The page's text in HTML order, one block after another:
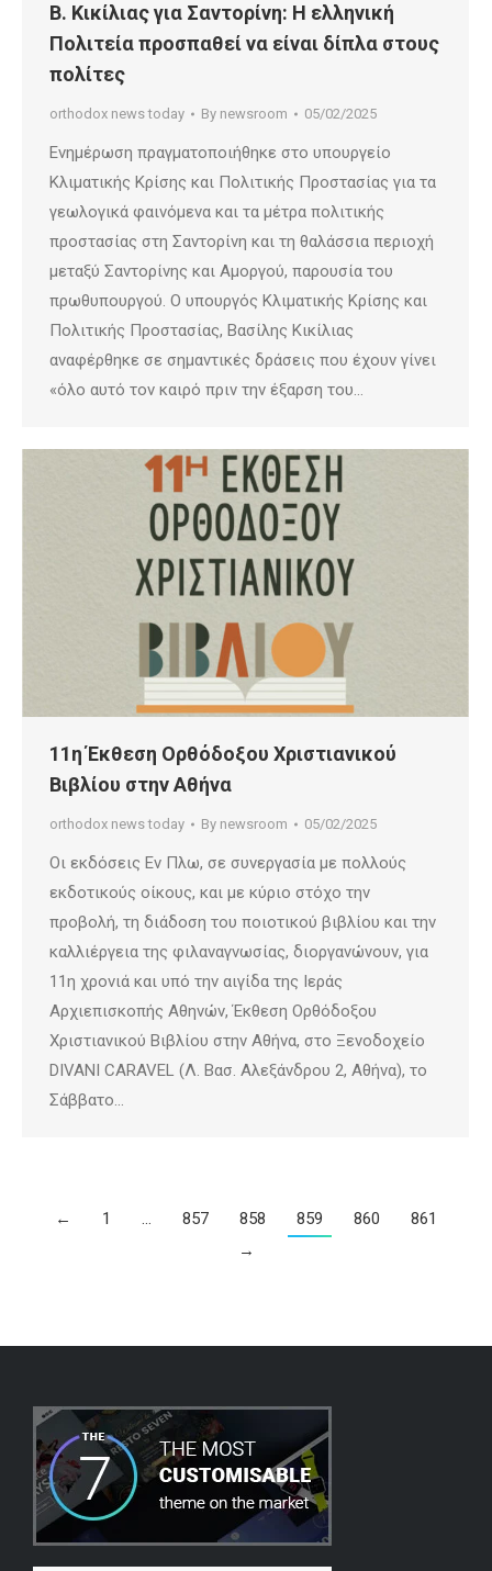
Β. Κικίλιας για Σαντορίνη: Η ελληνική
Πολιτεία προσπαθεί να είναι δίπλα στους
πολίτες
orthodox news today By newsroom 05/02/2025
Ενημέρωση πραγματοποιήθηκε στο υπουργείο
Κλιματικής Κρίσης και Πολιτικής Προστασίας για τα
γεωλογικά φαινόμενα και τα μέτρα πολιτικής
προστασίας στη Σαντορίνη και τη θαλάσσια περιοχή
μεταξύ Σαντορίνης και Αμοργού, παρουσία του
πρωθυπουργού. Ο υπουργός Κλιματικής Κρίσης και
Πολιτικής Προστασίας, Βασίλης Κικίλιας
αναφέρθηκε σε σημαντικές δράσεις που έχουν γίνει
«όλο αυτό τον καιρό πριν την έξαρση του…
11η Έκθεση Ορθόδοξου Χριστιανικού
Βιβλίου στην Αθήνα
orthodox news today By newsroom 05/02/2025
Οι εκδόσεις Εν Πλω, σε συνεργασία με πολλούς
εκδοτικούς οίκους, και με κύριο στόχο την
προβολή, τη διάδοση του ποιοτικού βιβλίου και την
καλλιέργεια της φιλαναγνωσίας, διοργανώνουν, για
11η χρονιά και υπό την αιγίδα της Ιεράς
Αρχιεπισκοπής Αθηνών, Έκθεση Ορθόδοξου
Χριστιανικού Βιβλίου στην Αθήνα, στο Ξενοδοχείο
DIVANI CARAVEL (Λ. Βασ. Αλεξάνδρου 2, Αθήνα), το
Σάββατο…
← 1 … 857 858 859 860
861
→